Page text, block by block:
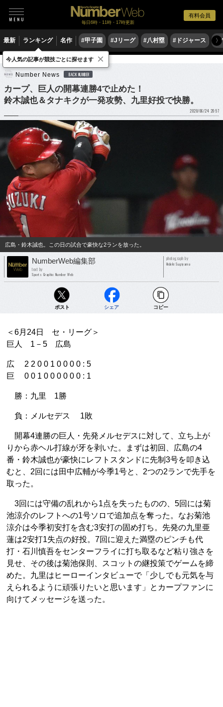
有料会員
毎日6時・11時・17時更新
最新 ランキング 名作 #甲子園 #Jリーグ #八村塁 #ドジャース #
〉
Number News
カープ、巨人の開幕連勝4で止めた！鈴木誠也＆タナキクが一発攻勢、九里好投で快勝。
Number News BACK NUMBER
カープ、巨人の開幕連勝4で止めた！
鈴木誠也＆タナキクが一発攻勢、九里好投で快勝。
2020/06/24 20:57
広島・鈴木誠也。この日の試合で豪快な2ランを放った。
NumberWeb編集部
text by
Sports Graphic Number Web
photograph by
Hideki Sugiyama
ポスト シェア コピー
＜6月24日 セ・リーグ＞
巨人 1－5 広島
広 2 2 0 0 1 0 0 0 0 : 5
巨 0 0 1 0 0 0 0 0 0 : 1
勝：九里 1勝
負：メルセデス 1敗
開幕4連勝の巨人・先発メルセデスに対して、立ち上が
りから赤ヘル打線が牙を剥いた。まずは初回、広島の4
番・鈴木誠也が豪快にレフトスタンドに先制3号を叩き込
むと、2回には田中広輔が今季1号と、2つの2ランで先手を
取った。
3回には守備の乱れから1点を失ったものの、5回には菊
池涼介のレフトへの1号ソロで追加点を奪った。なお菊池
涼介は今季初安打を含む3安打の固め打ち。先発の九里亜
蓮は2安打1失点の好投。7回に迎えた満塁のピンチも代
打・石川慎吾をセンターフライに打ち取るなど粘り強さを
見せ、その後は菊池保則、スコットの継投策でゲームを締
めた。九里はヒーローインタビューで「少しでも元気を与
えられるように頑張りたいと思います」とカープファンに
向けてメッセージを送った。
今人気の記事が競技ごとに探せます ×